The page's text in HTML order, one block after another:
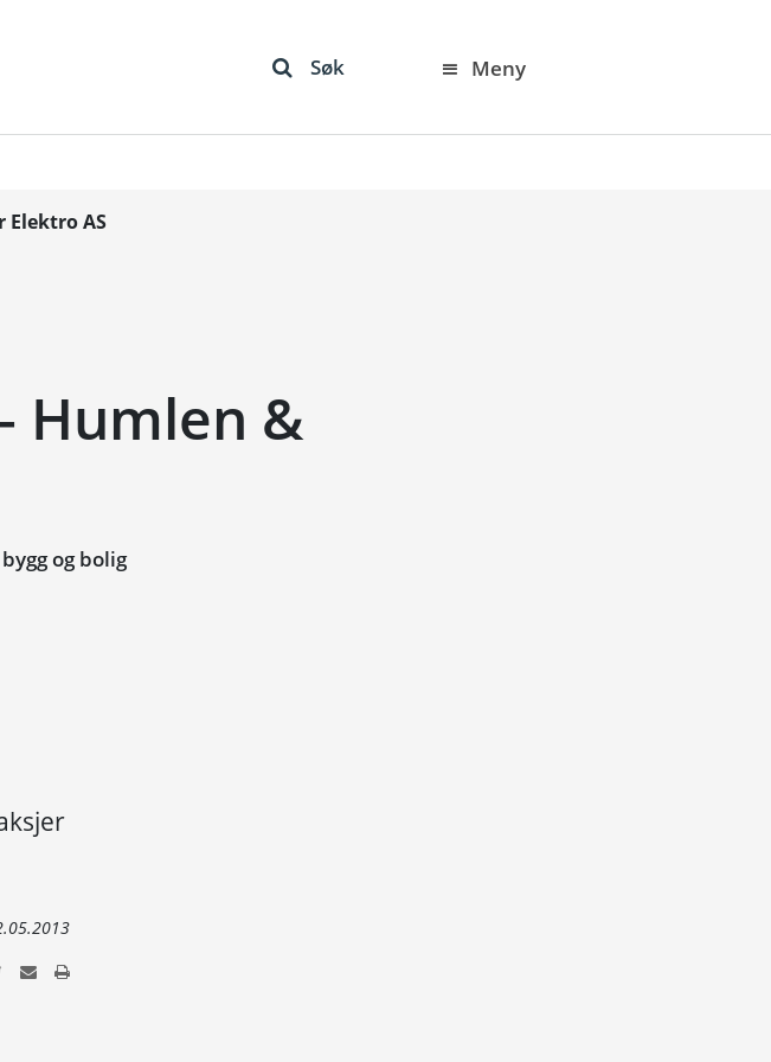
Søk Meny
Elektro AS
Humlen &
og bolig